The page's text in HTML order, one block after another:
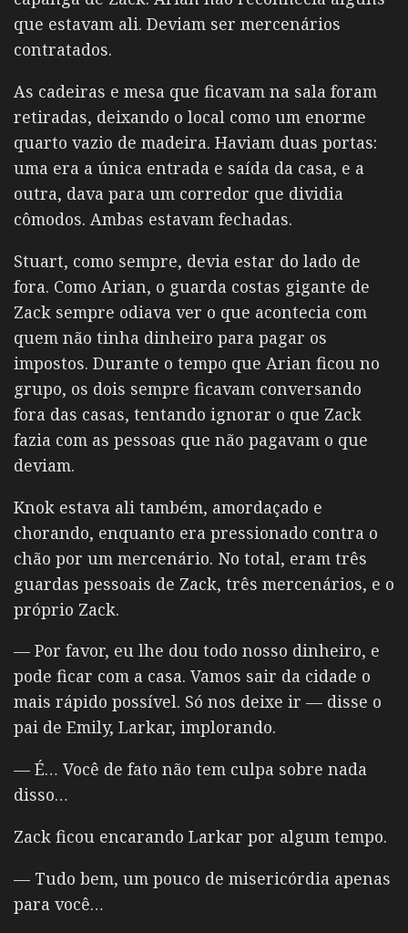
que estavam ali. Deviam ser mercenários
contratados.
As cadeiras e mesa que ficavam na sala foram
retiradas, deixando o local como um enorme
quarto vazio de madeira. Haviam duas portas:
uma era a única entrada e saída da casa, e a
outra, dava para um corredor que dividia
cômodos. Ambas estavam fechadas.
Stuart, como sempre, devia estar do lado de
fora. Como Arian, o guarda costas gigante de
Zack sempre odiava ver o que acontecia com
quem não tinha dinheiro para pagar os
impostos. Durante o tempo que Arian ficou no
grupo, os dois sempre ficavam conversando
fora das casas, tentando ignorar o que Zack
fazia com as pessoas que não pagavam o que
deviam.
Knok estava ali também, amordaçado e
chorando, enquanto era pressionado contra o
chão por um mercenário. No total, eram três
guardas pessoais de Zack, três mercenários, e o
próprio Zack.
— Por favor, eu lhe dou todo nosso dinheiro, e
pode ficar com a casa. Vamos sair da cidade o
mais rápido possível. Só nos deixe ir — disse o
pai de Emily, Larkar, implorando.
— É… Você de fato não tem culpa sobre nada
disso…
Zack ficou encarando Larkar por algum tempo.
— Tudo bem, um pouco de misericórdia apenas
para você…